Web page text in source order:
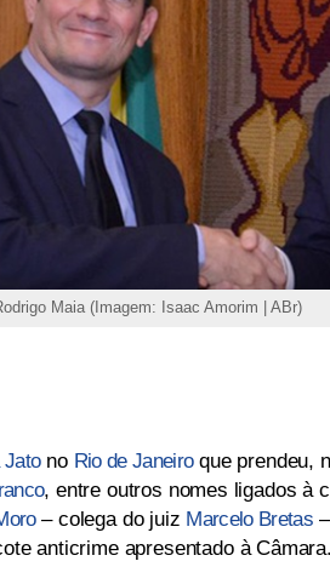
Maia (Imagem: Isaac Amorim | ABr)
Jatono Rio de Janeiroque prendeu,
, entre outros nomes ligados à
– colega do juiz Marcelo Bretas–
anticrime apresentado à Câmara.